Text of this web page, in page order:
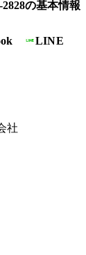
2828の基本情報
LINE
社